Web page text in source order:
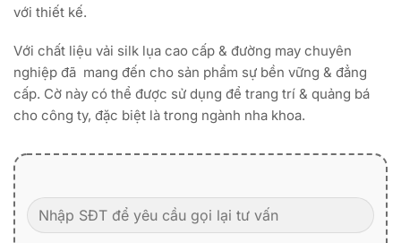
với thiết kế.
Với chất liệu vải silk lụa cao cấp & đường may chuyên
nghiệp đã mang đến cho sản phẩm sự bền vững & đẳng
cấp. Cờ này có thể được sử dụng để trang trí & quảng bá
cho công ty, đặc biệt là trong ngành nha khoa.